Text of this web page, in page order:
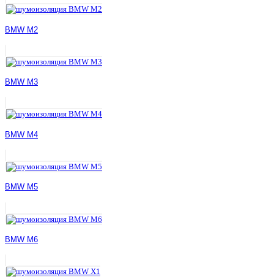
BMW M2
BMW M3
BMW M4
BMW M5
BMW M6